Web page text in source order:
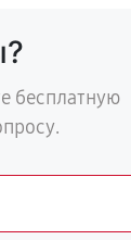
бесплатную